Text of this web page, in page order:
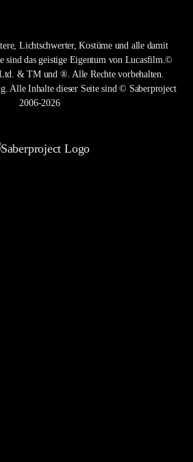
Lichtschwerter, Kostüme und alle damit
sind das geistige Eigentum von Lucasfilm.©
& TM und ®. Alle Rechte vorbehalten.
Alle Inhalte dieser Seite sind © Saberproject
2006-2026